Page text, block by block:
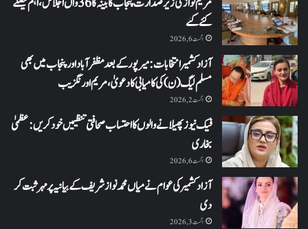
کئے گئے
اگست 6, 2026
آزاد کشمیر انتخابات: میرپور کے بعد مظفرآباد اور پنجاب میں بھی
مسلم لیگ (ن) کی کامیابی کا دعویٰ، مریم اورنگزیب
اگست 2, 2026
فیک نیوز پھیلانے والوں کا احتساب صحافتی تنظیمیں خود کریں: عظمیٰ
بخاری
اگست 6, 2026
آزاد کشمیر کی عوام نے میاں محمد نواز شریف کے بیانیہ پر مہر ثبت کر
دی
اگست 3, 2026